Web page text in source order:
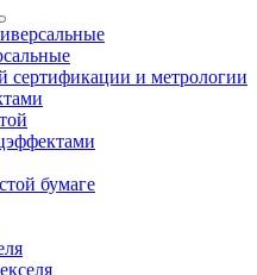
сертификации и метрологии
бумаге